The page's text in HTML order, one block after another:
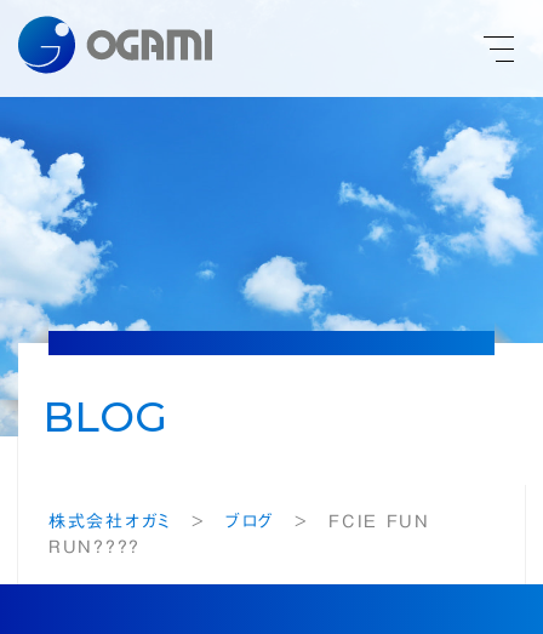
ENGLISH
HOME
TECHNOLOGY
COMPANY
BLOG
株式会社オガミ > ブログ >
FCIE FUN
RUN????